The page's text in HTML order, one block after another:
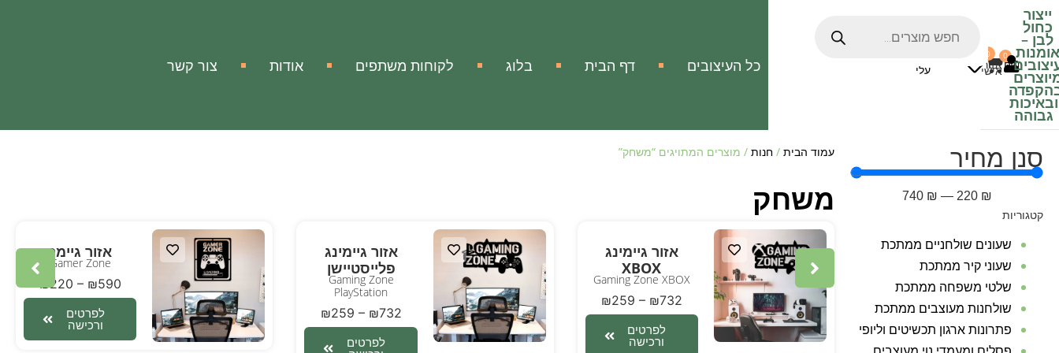
ייצור
כחול
לבן –
אומנות
ובאיכות
גבוהה
₪0
0
עלי
0
אזור
אישי כל העיצובים דף הבית בלוג לקוחות משתפים אודות צור קשר
סנן מחיר
₪
220
—
₪
740
קטגוריות
שעונים שולחניים ממתכת
שעוני קיר ממתכת
שלטי משפחה ממתכת
שולחנות מעוצבים ממתכת
פתרונות ארגון תכשיטים וליופי
עמוד הבית/ חנות/ מוצרים המתויגים “משחק”
משחק
אזור גיימינג
XBOX
Gaming Zone XBOX
₪259 – ₪732
לפרטים
ורכישה
אזור גיימינג
פלייסטיישן
Gaming Zone
PlayStation
₪259 – ₪732
לפרטים
אזור גיימר
Gamer Zone
₪220 – ₪590
לפרטים
ורכישה